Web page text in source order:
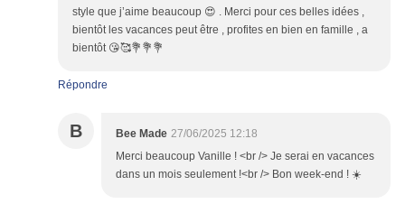
style que j’aime beaucoup 😍 . Merci pour ces belles idées ,
bientôt les vacances peut être , profites en bien en famille , a
bientôt 😘🥰💐💐💐
Répondre
B Bee Made 27/06/2025 12:18
Merci beaucoup Vanille ! <br /> Je serai en vacances
dans un mois seulement !<br /> Bon week-end ! ☀️